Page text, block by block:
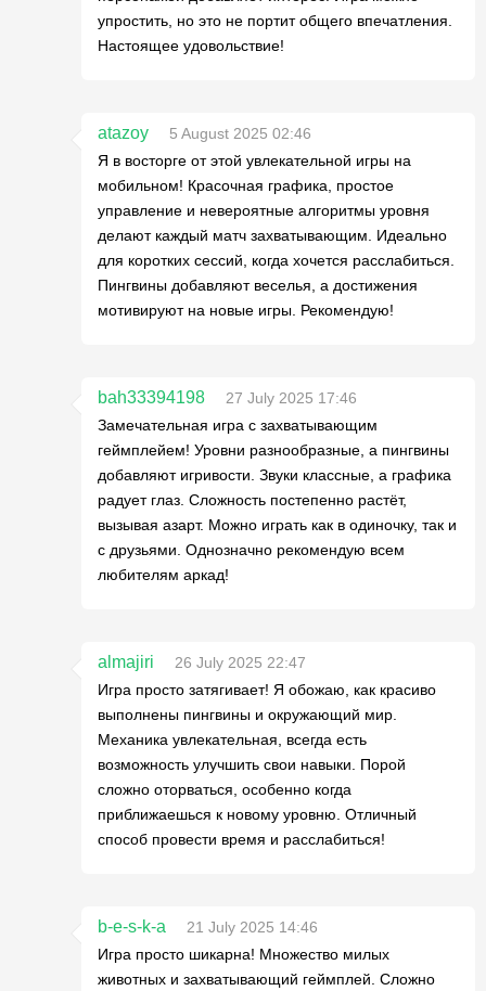
упростить, но это не портит общего впечатления.
Настоящее удовольствие!
atazoy
5 August 2025 02:46
Я в восторге от этой увлекательной игры на
мобильном! Красочная графика, простое
управление и невероятные алгоритмы уровня
делают каждый матч захватывающим. Идеально
для коротких сессий, когда хочется расслабиться.
Пингвины добавляют веселья, а достижения
мотивируют на новые игры. Рекомендую!
bah33394198
27 July 2025 17:46
Замечательная игра с захватывающим
геймплейем! Уровни разнообразные, а пингвины
добавляют игривости. Звуки классные, а графика
радует глаз. Сложность постепенно растёт,
вызывая азарт. Можно играть как в одиночку, так и
с друзьями. Однозначно рекомендую всем
любителям аркад!
almajiri
26 July 2025 22:47
Игра просто затягивает! Я обожаю, как красиво
выполнены пингвины и окружающий мир.
Механика увлекательная, всегда есть
возможность улучшить свои навыки. Порой
сложно оторваться, особенно когда
приближаешься к новому уровню. Отличный
способ провести время и расслабиться!
b-e-s-k-a
21 July 2025 14:46
Игра просто шикарна! Множество милых
животных и захватывающий геймплей. Сложно